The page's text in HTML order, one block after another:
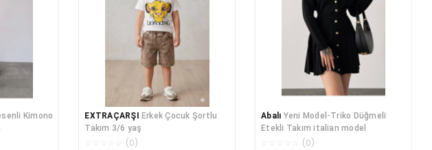
Kimono
EXTRAÇARŞI Erkek Çocuk Şortlu
Takım 3/6 yaş
(0)
Abalı Yeni Model-Triko Düğmeli
Etekli Takım italian model
(0)